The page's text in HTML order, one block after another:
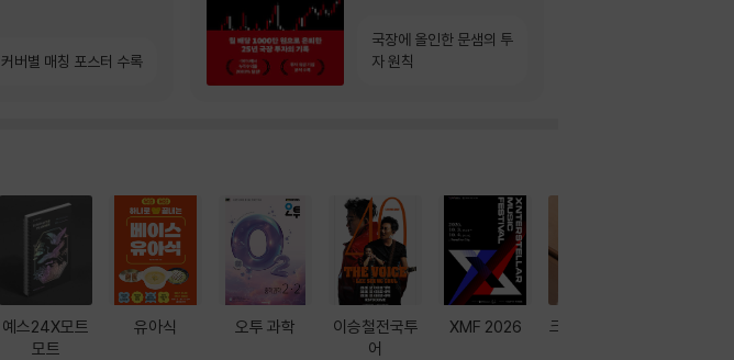
커버별 매칭 포스터 수록
국장에 올인한 문샘의 투
자 원칙
예스24X모트
모트
유아식 오투 과학
이승철전국투
어
XMF 2026
크레마 이북 리